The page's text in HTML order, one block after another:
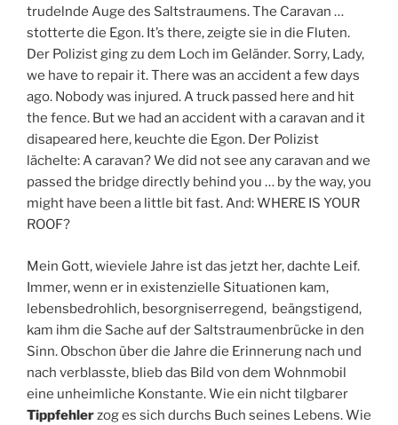
trudelnde Auge des Saltstraumens. The Caravan …
stotterte die Egon. It’s there, zeigte sie in die Fluten.
Der Polizist ging zu dem Loch im Geländer. Sorry, Lady,
we have to repair it. There was an accident a few days
ago. Nobody was injured. A truck passed here and hit
the fence. But we had an accident with a caravan and it
disapeared here, keuchte die Egon. Der Polizist
lächelte: A caravan? We did not see any caravan and we
passed the bridge directly behind you … by the way, you
might have been a little bit fast. And: WHERE IS YOUR
ROOF?
Mein Gott, wieviele Jahre ist das jetzt her, dachte Leif.
Immer, wenn er in existenzielle Situationen kam,
lebensbedrohlich, besorgniserregend, beängstigend,
kam ihm die Sache auf der Saltstraumenbrücke in den
Sinn. Obschon über die Jahre die Erinnerung nach und
nach verblasste, blieb das Bild von dem Wohnmobil
eine unheimliche Konstante. Wie ein nicht tilgbarer
Tippfehlerzog es sich durchs Buch seines Lebens. Wie